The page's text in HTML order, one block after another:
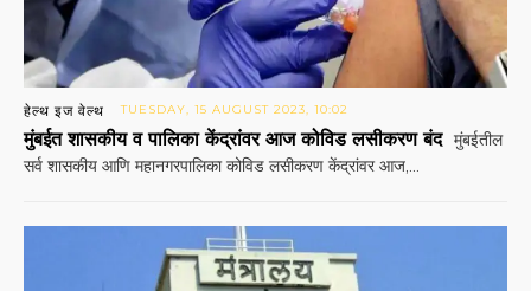
हेल्थ इज वेल्थ TUESDAY, 15 AUGUST 2023, 10:02
मुंबईत शासकीय व पालिका केंद्रांवर आज कोविड लसीकरण बंद मुंबईतील
सर्व शासकीय आणि महानगरपालिका कोविड लसीकरण केंद्रांवर आज,...